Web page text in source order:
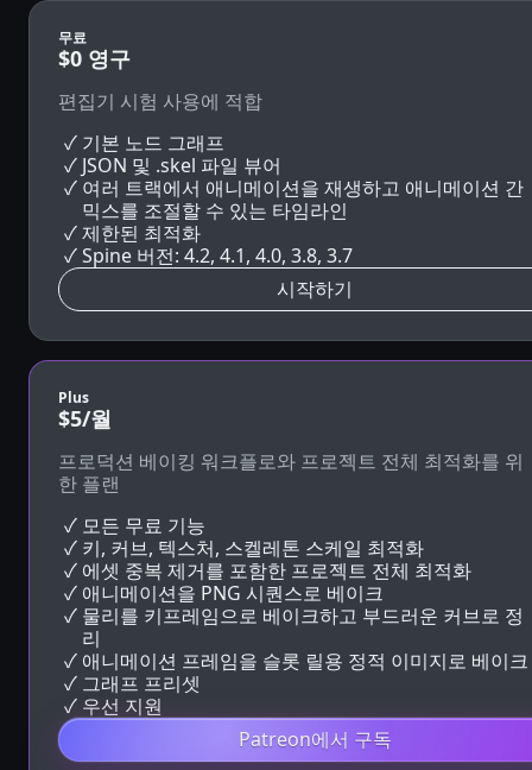
무료
$0 영구
편집기 시험 사용에 적합
기본 노드 그래프
JSON 및 .skel 파일 뷰어
여러 트랙에서 애니메이션을 재생하고 애니메이션 간
믹스를 조절할 수 있는 타임라인
제한된 최적화
Spine 버전: 4.2, 4.1, 4.0, 3.8, 3.7
시작하기
Plus
$5/월
프로덕션 베이킹 워크플로와 프로젝트 전체 최적화를 위
한 플랜
모든 무료 기능
키, 커브, 텍스처, 스켈레톤 스케일 최적화
에셋 중복 제거를 포함한 프로젝트 전체 최적화
애니메이션을 PNG 시퀀스로 베이크
물리를 키프레임으로 베이크하고 부드러운 커브로 정
리
애니메이션 프레임을 슬롯 릴용 정적 이미지로 베이크
그래프 프리셋
우선 지원
Patreon에서 구독